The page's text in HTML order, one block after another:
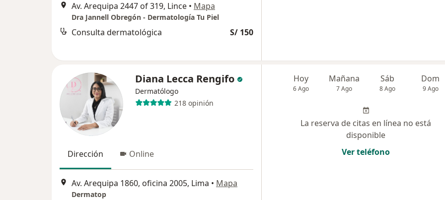
Av. Arequipa 2447 of 319, Lince • Mapa
Dra Jannell Obregón - Dermatología Tu Piel
Consulta dermatológica S/ 150
Diana Lecca Rengifo
Dermatólogo
218 opinión
Dirección Online
Av. Arequipa 1860, oficina 2005, Lima • Mapa
Dermatop
Hoy
6 Ago
Mañana
7 Ago
Sáb
8 Ago
Dom
9 Ago
La reserva de citas en línea no está
disponible
Ver teléfono